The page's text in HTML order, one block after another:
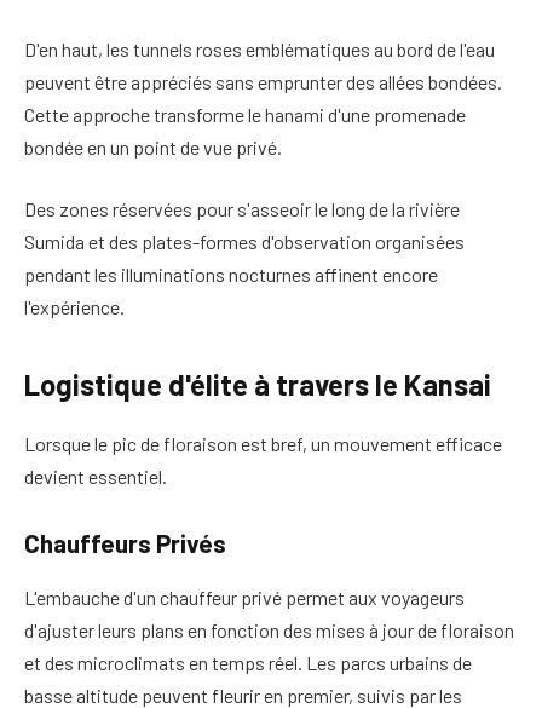
D'en haut, les tunnels roses emblématiques au bord de l'eau
peuvent être appréciés sans emprunter des allées bondées.
Cette approche transforme le hanami d'une promenade
bondée en un point de vue privé.
Des zones réservées pour s'asseoir le long de la rivière
Sumida et des plates-formes d'observation organisées
pendant les illuminations nocturnes affinent encore
l'expérience.
Logistique d'élite à travers le Kansai
Lorsque le pic de floraison est bref, un mouvement efficace
devient essentiel.
Chauffeurs Privés
L'embauche d'un chauffeur privé permet aux voyageurs
d'ajuster leurs plans en fonction des mises à jour de floraison
et des microclimats en temps réel. Les parcs urbains de
basse altitude peuvent fleurir en premier, suivis par les